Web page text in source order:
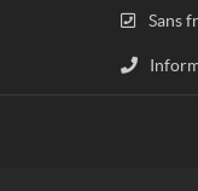
Sans